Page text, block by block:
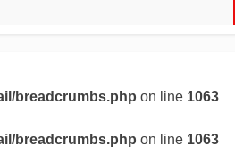
breadcrumbs.php on line 1063
breadcrumbs.php on line 1063